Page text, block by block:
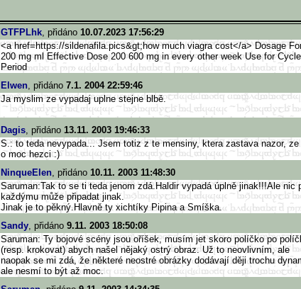
GTFPLhk, přidáno 10.07.2023 17:56:29
<a href=https://sildenafila.pics&gt;how much viagra cost</a> Dosage
200 mg ml Effective Dose 200 600 mg in every other week Use for Cycle
Period
Elwen, přidáno 7.1. 2004 22:59:46
Ja myslim ze vypadaj uplne stejne blbě.
Dagis, přidáno 13.11. 2003 19:46:33
S.: to teda nevypada... Jsem totiz z te mensiny, ktera zastava nazor, ze
o moc hezci :)
NinqueElen, přidáno 10.11. 2003 11:48:30
Saruman:Tak to se ti teda jenom zdá.Haldir vypadá úplně jinak!!!Ale nic
každýmu může připadat jinak.
Jinak je to pěkný.Hlavně ty xichtíky Pipina a Smíška.
Sandy, přidáno 9.11. 2003 18:50:08
Saruman: Ty bojové scény jsou oříšek, musím jet skoro políčko po
(resp. krokovat) abych našel nějaký ostrý obraz. Už to neovlivním, ale
naopak se mi zdá, že některé neostré obrázky dodávají ději trochu
ale nesmí to být až moc.